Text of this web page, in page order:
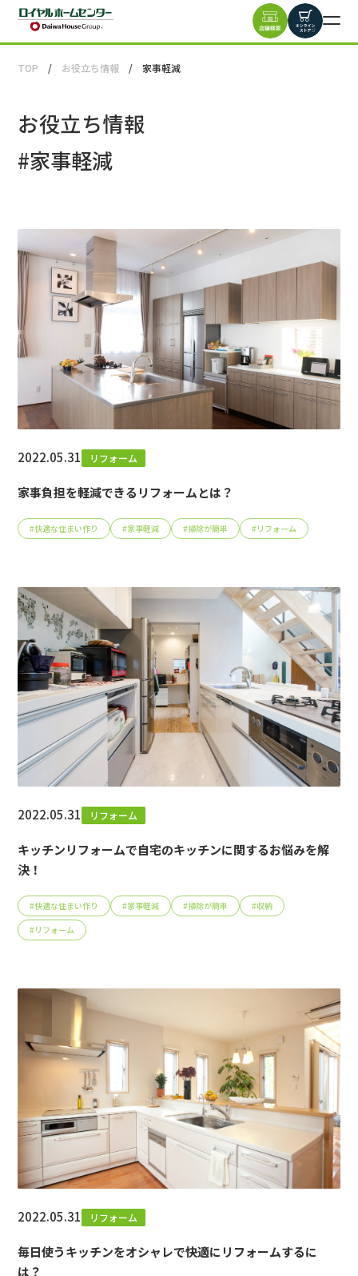
TOP お役立ち情報 家事軽減
お役立ち情報
#家事軽減
2022.05.31 リフォーム
家事負担を軽減できるリフォームとは？
#快適な住まい作り #家事軽減 #掃除が簡単 #リフォーム
2022.05.31 リフォーム
キッチンリフォームで自宅のキッチンに関するお悩みを解
決！
#快適な住まい作り #家事軽減 #掃除が簡単 #収納
#リフォーム
2022.05.31 リフォーム
毎日使うキッチンをオシャレで快適にリフォームするに
は？